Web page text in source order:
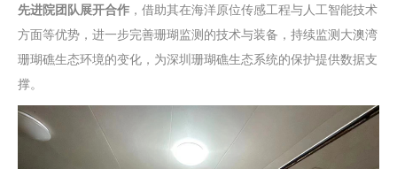
先进院团队展开合作 ，借助其在海洋原位传感工程与人工智能技术
方面等优势，进一步完善珊瑚监测的技术与装备，持续监测大澳湾
珊瑚礁生态环境的变化，为深圳珊瑚礁生态系统的保护提供数据支
撑。